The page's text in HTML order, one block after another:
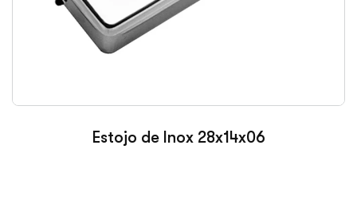
Estojo de Inox 28x14x06